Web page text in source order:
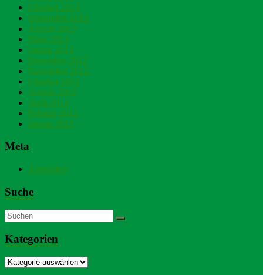
Oktober 2013
September 2013
August 2013
März 2013
Januar 2013
Dezember 2012
November 2012
Oktober 2012
August 2012
April 2012
Februar 2012
Januar 2012
Meta
Anmelden
Suche
Kategorien
Kategorien